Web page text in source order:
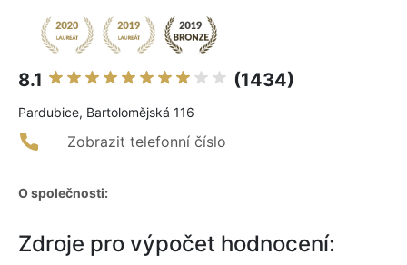
8.1 (1434)
Pardubice, Bartolomějská 116
Zobrazit telefonní číslo
O společnosti:
Zdroje pro výpočet hodnocení: